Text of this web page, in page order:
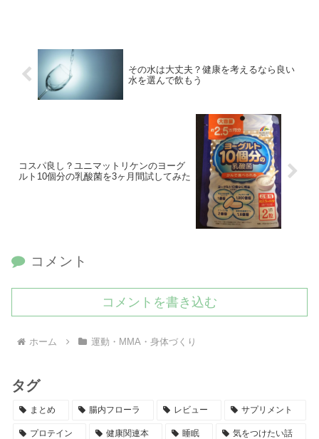
その水は大丈夫？健康を考えるなら良い
水を選んで飲もう
コスパ良し？ユニマットリケンのヨーグ
ルト10個分の乳酸菌を3ヶ月間試してみた
コメント
コメントを書き込む
ホーム 運動・MMA・身体づくり
タグ
まとめ 腸内フローラ レビュー サプリメント
プロテイン 健康関連本 睡眠 気をつけたい話